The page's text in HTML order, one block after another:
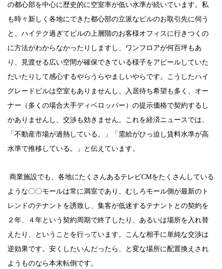
の都心部を中心に歴史的に空室率が低い水準が続いています。私
も時々新しく各地にできた都心部の立派なビルのお取引先に伺う
と、ハイテク過ぎてビルの上層階のお客様オフィスに行きつくの
に方法がわからなかったりしますし、ワンフロアが何百坪もあ
り、見渡せる広い空間が確保できている様子をアピールしていた
だいたりして感心するやらうらやましいやらです。こうしたハイ
グレードビルは空室もありませんし、入居待ち希望も多く、オー
ナー（多くの場合大手ディベロッパー）の提示価格で契約するし
かありませんし、交渉も効きません。これを経済ニュースでは、
「不動産市場が過熱している。」「需給がひっ迫し賃料水準が高
水準で推移している。」と伝えています。
商業施設でも、各地にたくさんあるテレビCMをたくさんしている
ような〇〇モールは常に満室であり、むしろモール側が最新のト
レンドのテナントを誘致し、集客が低迷するテナントとの契約を
２年、４年という契約周期で終了したり、あるいは場所を入れ替
えたり、ということを行っています。こんな相手に単純な交渉は
逆効果です。安くしたいんだったら、と変な場所に配置換えされ
ようものなら本末転倒です。